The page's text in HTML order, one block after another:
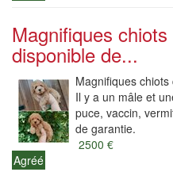
Magnifiques
disponible de...
Magnifiques
Il y a un mâle et
puce, vaccin,
de garantie.
2500 €
Agréé